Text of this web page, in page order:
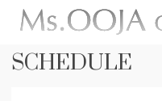
SCHEDULE